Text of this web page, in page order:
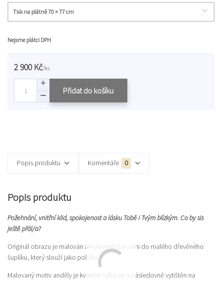
Nejsme plátci DPH
2 900 Kč/ks
Přidat do košíku
Popis produktu Komentáře 0
Popis produktu
Požehnání, vnitřní klid, spokojenost a lásku Tobě i Tvým blízkým. Co by sis
ještě přál/a?
Originál obrazu je malován akrylovými barvami do malého dřevěného
šuplíku, který slouží jako polička.
Malovaný motiv anděly je kvalitně vyfocen a následovně vytištěn na